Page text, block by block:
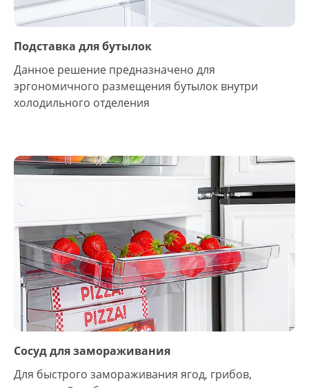
Подставка для бутылок
Данное решение предназначено для
эргономичного размещения бутылок внутри
холодильного отделения
Сосуд для замораживания
Для быстрого замораживания ягод, грибов,